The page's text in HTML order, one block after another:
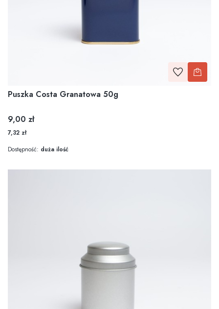
Puszka Costa Granatowa 50g
Cena
9,00 zł
7,32 zł
Dostępność: duża ilość